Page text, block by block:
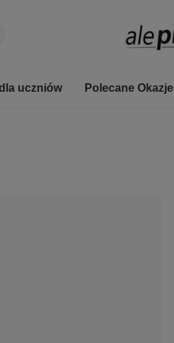
uczniów Polecane Okazje